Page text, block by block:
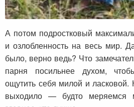
А потом подростковый
и озлобленность на весь мир.
было, верно ведь? Что
парня посильнее духом,
ощутить себя милой и ласковой.
выходило — будто меряемся